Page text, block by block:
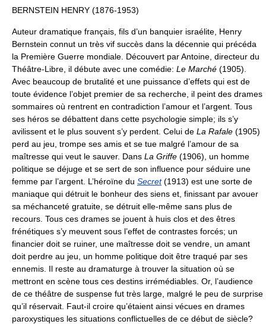
BERNSTEIN HENRY (1876-1953)
Auteur dramatique français, fils d’un banquier israélite, Henry
Bernstein connut un très vif succès dans la décennie qui précéda
la Première Guerre mondiale. Découvert par Antoine, directeur du
Théâtre-Libre, il débute avec une comédie: Le Marché (1905).
Avec beaucoup de brutalité et une puissance d’effets qui est de
toute évidence l’objet premier de sa recherche, il peint des drames
sommaires où rentrent en contradiction l’amour et l’argent. Tous
ses héros se débattent dans cette psychologie simple; ils s’y
avilissent et le plus souvent s’y perdent. Celui de La Rafale (1905)
perd au jeu, trompe ses amis et se tue malgré l’amour de sa
maîtresse qui veut le sauver. Dans La Griffe (1906), un homme
politique se déjuge et se sert de son influence pour séduire une
femme par l’argent. L’héroïne du Secret(1913) est une sorte de
maniaque qui détruit le bonheur des siens et, finissant par avouer
sa méchanceté gratuite, se détruit elle-même sans plus de
recours. Tous ces drames se jouent à huis clos et des êtres
frénétiques s’y meuvent sous l’effet de contrastes forcés; un
financier doit se ruiner, une maîtresse doit se vendre, un amant
doit perdre au jeu, un homme politique doit être traqué par ses
ennemis. Il reste au dramaturge à trouver la situation où se
mettront en scène tous ces destins irrémédiables. Or, l’audience
de ce théâtre de suspense fut très large, malgré le peu de surprise
qu’il réservait. Faut-il croire qu’étaient ainsi vécues en drames
paroxystiques les situations conflictuelles de ce début de siècle?